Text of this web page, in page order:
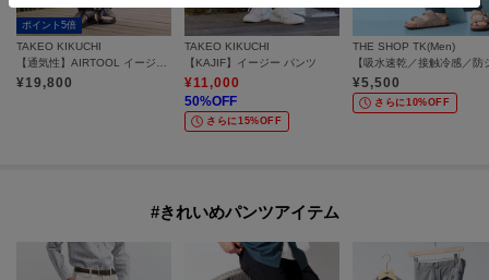
ポイント5倍
TAKEO KIKUCHI
¥19,800
TAKEO KIKUCHI
【KAJIF】イージー パンツ
¥11,000
50%OFF
さらに15%OFF
THE SHOP TK(Men)
¥5,500
さらに10%OFF
#きれいめパンツアイテム